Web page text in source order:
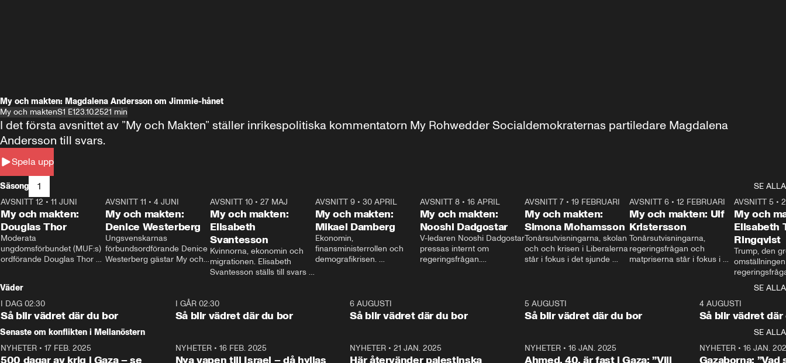
My och makten: Magdalena Andersson om Jimmie-hånet
My och maktenS1 E123.10.2521 min
Spela upp
I det första avsnittet av ”My och Makten” ställer inrikespolitiska kommentatorn My Rohwedder Socialdemokraternas partiledare Magdalena
Andersson till svars.
Säsong 1
SE ALLA
26:27
AVSNITT 12 • 11 JUNI
My och makten:
Douglas Thor
Moderata
ungdomsförbundet (MUF:s)
ordförande Douglas Thor
tonårsutvisningarna och hur
Moderaterna ska locka
väljare till valet i höst.
23:40
AVSNITT 11 •4 JUNI
My och makten:
Denice Westerberg
Ungsvenskarnas
förbundsordförande Denice
Westerberg gästar My och
AVSNITT 10 •27 MAJ
My och makten:
Elisabeth
Svantesson
Kvinnorna, ekonomin och
migrationen. Elisabeth
Svantesson ställs till svars
AVSNITT 9• 30 APRIL
My och makten:
Mikael Damberg
Ekonomin,
finansministerrollen och
demografikrisen.
och Makten.
AVSNITT 8• 16 APRIL
My och makten:
Nooshi Dadgostar
V-ledaren Nooshi Dadgostar
pressas internt om
regeringsfrågan.
– Vi ställer upp i val. Ska vi
vara med så sitter vi förstås
24:30
AVSNITT 7• 19 FEBRUARI
My och makten:
Simona Mohamsson
Tonårsutvisningarna, skolan
och och krisen i Liberalerna
står i fokus i det sjunde
kommentator My
Rohwedder ställer
utbildnings- och
Mohamsson till svars.
27:30
AVSNITT 6 •12 FEBRUARI
My och makten: Ulf
Kristersson
Tonårsutvisningarna,
regeringsfrågan och
matpriserna står i fokus i
Rohwedder ställer
statsminister Ulf Kristersson
AVSNITT 5 •
My och
Elisabeth
Ringqvist
Trump, den
centrum i
avsnittet av
Makten”. Se
Aftonbladets
Rohwedder
Thand Ring
Väder
SE ALLA
I DAG 02:30
Så blir vädret där du bor
1:06
I GÅR 02:30
Så blir vädret där du bor
6 AUGUSTI
Så blir vädret där du bor
5 AUGUSTI
Så blir vädret där du bor
4 AUGUSTI
Så blir vädret där
Senaste om konflikten i Mellanöstern
SE ALLA
NYHETER • 17 FEB. 2025
500 dagar av krig i Gaza – se
NYHETER• 16 FEB. 2025
Nya vapen till Israel – då hyllas
NYHETER •21 JAN. 2025
Här återvänder palestinska
NYHETER• 16 JAN. 2025
Ahmed, 40, är fast i Gaza: ”Vill
NYHETER• 16 JAN.
Gazaborna: